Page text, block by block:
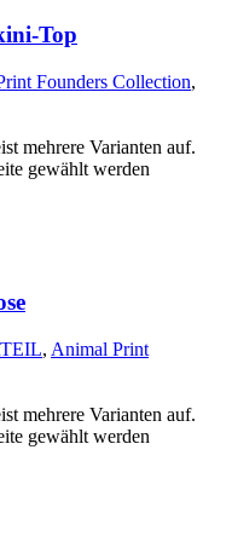
Top
Founders Collection,
mehrere Varianten auf.
gewählt werden
, Animal Print
mehrere Varianten auf.
gewählt werden